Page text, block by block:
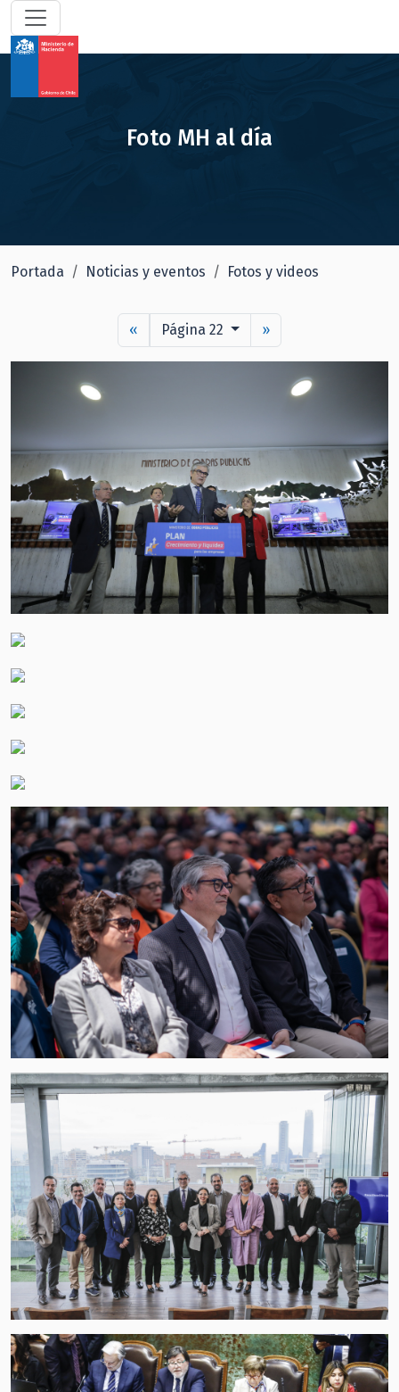
Foto MH al día
Portada Noticias y eventos Fotos y videos
« Página 22 »